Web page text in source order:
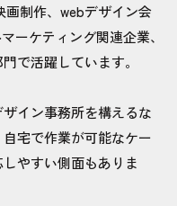
画制作、webデザイン会
ーケティング関連企業、
で活躍しています。
イン事務所を構えるな
宅で作業が可能なケー
やすい側面もありま